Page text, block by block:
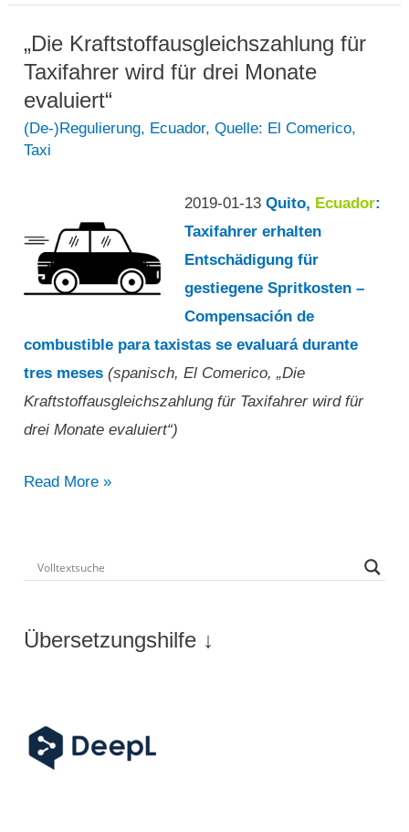
Vorsitzender
von
Fedotaxis,
wurde
von
der
Quito
verhaftet“
„Die Kraftstoffausgleichszahlung für
Taxifahrer wird für drei Monate
evaluiert“
(De-)Regulierung, Ecuador,Quelle: El Comerico,
Taxi
2019-01-13 Quito, Ecuador:
Taxifahrer erhalten
Entschädigung für
gestiegene Spritkosten –
Compensación de
combustible para taxistas se evaluará durante
tres meses(spanisch, El Comerico, „Die
Kraftstoffausgleichszahlung für Taxifahrer wird für
drei Monate evaluiert“)
„Die
Taxifahrer
drei
Read More »
Übersetzungshilfe ↓